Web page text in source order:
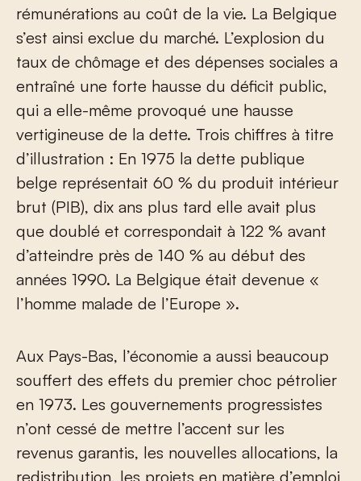
rémunérations au coût de la vie. La Belgique
s’est ainsi exclue du marché. L’explosion du
taux de chômage et des dépenses sociales a
entraîné une forte hausse du déficit public,
qui a elle-même provoqué une hausse
vertigineuse de la dette. Trois chiffres à titre
d’illustration : En 1975 la dette publique
belge représentait 60 % du produit intérieur
brut (PIB), dix ans plus tard elle avait plus
que doublé et correspondait à 122 % avant
d’atteindre près de 140 % au début des
années 1990. La Belgique était devenue «
l’homme malade de l’Europe ».
Aux Pays-Bas, l’économie a aussi beaucoup
souffert des effets du premier choc pétrolier
en 1973. Les gouvernements progressistes
n’ont cessé de mettre l’accent sur les
revenus garantis, les nouvelles allocations, la
redistribution, les projets en matière d’emploi